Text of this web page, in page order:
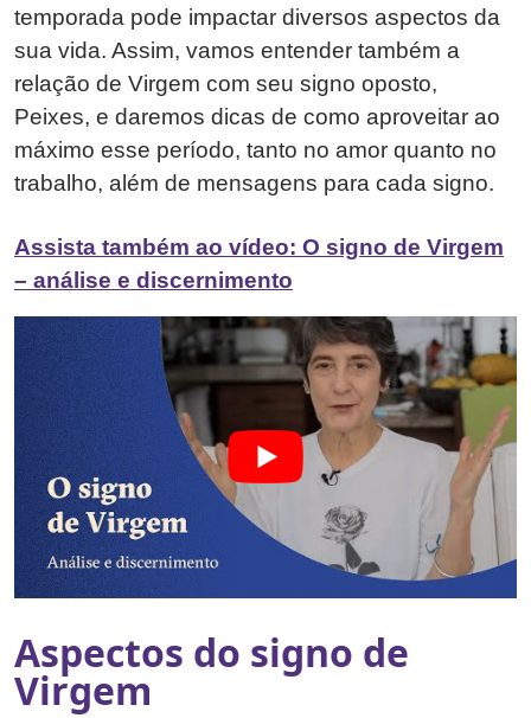
temporada pode impactar diversos aspectos da
sua vida. Assim, vamos entender também a
relação de Virgem com seu signo oposto,
Peixes, e daremos dicas de como aproveitar ao
máximo esse período, tanto no amor quanto no
trabalho, além de mensagens para cada signo.
Assista também ao vídeo: O signo de Virgem
– análise e discernimento
Aspectos do signo de
Virgem